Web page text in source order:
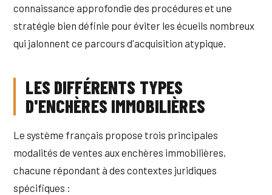
connaissance approfondie des procédures et une
stratégie bien définie pour éviter les écueils nombreux
qui jalonnent ce parcours d'acquisition atypique.
LES DIFFÉRENTS TYPES
D'ENCHÈRES IMMOBILIÈRES
Le système français propose trois principales
modalités de ventes aux enchères immobilières,
chacune répondant à des contextes juridiques
spécifiques :